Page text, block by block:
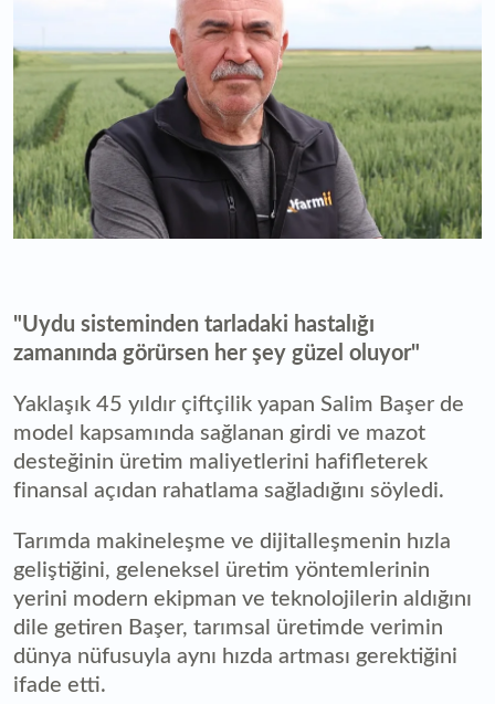
"Uydu sisteminden tarladaki hastalığı
zamanında görürsen her şey güzel oluyor"
Yaklaşık 45 yıldır çiftçilik yapan Salim Başer de
model kapsamında sağlanan girdi ve mazot
desteğinin üretim maliyetlerini hafifleterek
finansal açıdan rahatlama sağladığını söyledi.
Tarımda makineleşme ve dijitalleşmenin hızla
geliştiğini, geleneksel üretim yöntemlerinin
yerini modern ekipman ve teknolojilerin aldığını
dile getiren Başer, tarımsal üretimde verimin
dünya nüfusuyla aynı hızda artması gerektiğini
ifade etti.